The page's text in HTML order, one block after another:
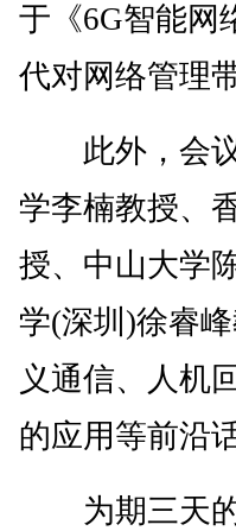
于《6G智能网
代对网络管理
此外，会议
学李楠教授、
授、中山大学
学(深圳)徐睿
义通信、人机
的应用等前沿
为期三天的